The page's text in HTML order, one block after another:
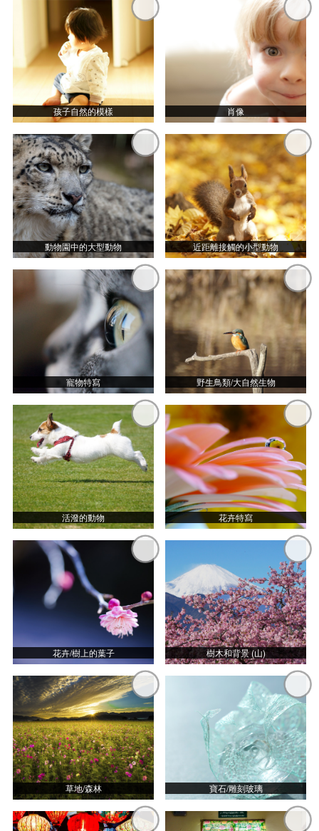
孩子自然的模樣 肖像
動物園中的大型動物 近距離接觸的小型動物
寵物特寫 野生鳥類/大自然生物
活潑的動物 花卉特寫
花卉/樹上的葉子 樹木和背景 (山)
草地/森林 寶石/雕刻玻璃